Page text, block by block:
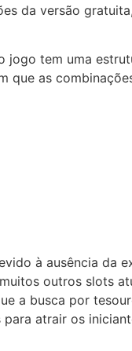
da versão
jogo tem uma
as
à ausência da
outros slots
a busca por
atrair os